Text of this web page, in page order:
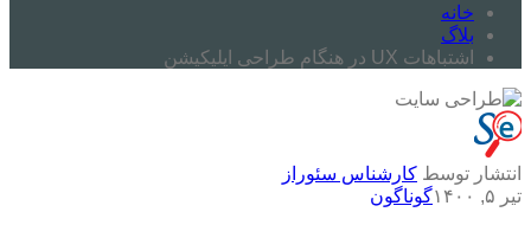
خانه
بلاگ
اشتباهات UX در هنگام طراحی ایلیکیشن
انتشار توسط کارشناس سئوراز
تیر ۵, ۱۴۰۰
گوناگون